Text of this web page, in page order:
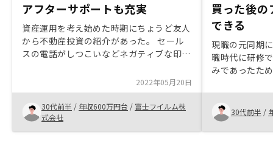
アフターサポートも充実
資産運用を考え始めた時期にちょうど友人
から不動産投資の紹介があった。 セール
スの電話がしつこいなどネガティブな印象
リットデメリットをしっかりとお話しいた
だけ、またアフターサポートも充実してい
るので安心して運用できると思えた。
2022年05月20日
30代前半 / 年収600万円台 / 富士フイルム株
式会社
買った後
できる
現職の元同期
職時代に研修
みであったた
入することで
るとともに、
きるメリット
考慮できる。
30代前半 /